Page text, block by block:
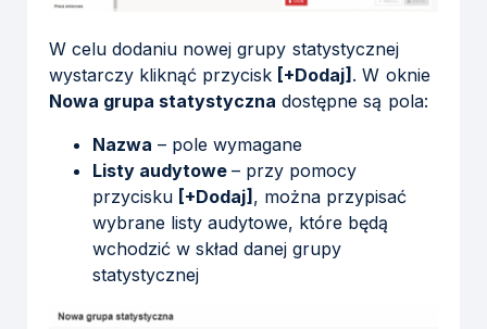
W celu dodaniu nowej grupy statystycznej
wystarczy kliknąć przycisk [+Dodaj]. W oknie
Nowa grupa statystyczna dostępne są pola:
Nazwa – pole wymagane
Listy audytowe– przy pomocy
przycisku [+Dodaj], można przypisać
wybrane listy audytowe, które będą
wchodzić w skład danej grupy
statystycznej